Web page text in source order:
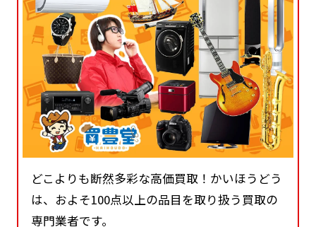
どこよりも断然多彩な高価買取！かいほうどう
は、およそ100点以上の品目を取り扱う買取の
専門業者です。